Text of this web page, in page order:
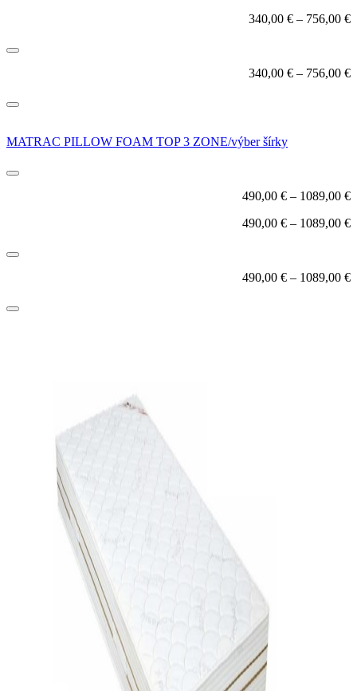
340,00 € – 756,00 €
340,00 € – 756,00 €
MATRAC PILLOW FOAM TOP 3 ZONE/výber šírky
490,00 € – 1089,00 €
490,00 € – 1089,00 €
490,00 € – 1089,00 €